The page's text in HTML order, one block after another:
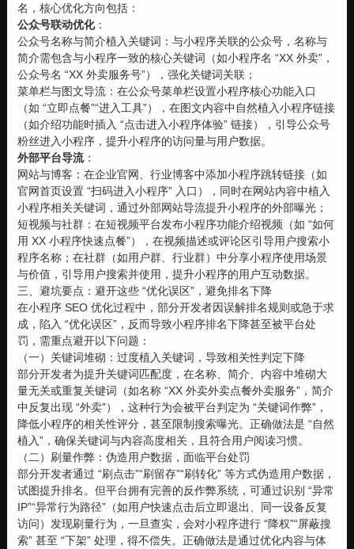
名，核心优化方向包括：
公众号联动优化：
公众号名称与简介植入关键词：与小程序关联的公众号，名称与
简介需包含与小程序一致的核心关键词（如小程序名 “XX 外卖”，
公众号名 “XX 外卖服务号”），强化关键词关联；
菜单栏与图文导流：在公众号菜单栏设置小程序核心功能入口
（如 “立即点餐”“进入工具”），在图文内容中自然植入小程序链接
（如介绍功能时插入 “点击进入小程序体验” 链接），引导公众号
粉丝进入小程序，提升小程序的访问量与用户数据。
外部平台导流：
网站与博客：在企业官网、行业博客中添加小程序跳转链接（如
官网首页设置 “扫码进入小程序” 入口），同时在网站内容中植入
小程序相关关键词，通过外部网站导流提升小程序的外部曝光；
短视频与社群：在短视频平台发布小程序功能介绍视频（如 “如何
用 XX 小程序快速点餐”），在视频描述或评论区引导用户搜索小
程序名称；在社群（如用户群、行业群）中分享小程序使用场景
与价值，引导用户搜索并使用，提升小程序的用户互动数据。
三、避坑要点：避开这些 “优化误区”，避免排名下降
在小程序 SEO 优化过程中，部分开发者因误解排名规则或急于求
成，陷入 “优化误区”，反而导致小程序排名下降甚至被平台处
罚，需重点避开以下问题：
（一）关键词堆砌：过度植入关键词，导致相关性判定下降
部分开发者为提升关键词匹配度，在名称、简介、内容中堆砌大
量无关或重复关键词（如名称 “XX 外卖外卖点餐外卖服务”，简介
中反复出现 “外卖”），这种行为会被平台判定为 “关键词作弊”，
降低小程序的相关性评分，甚至限制搜索曝光。正确做法是 “自然
植入”，确保关键词与内容高度相关，且符合用户阅读习惯。
（二）刷量作弊：伪造用户数据，面临平台处罚
部分开发者通过 “刷点击”“刷留存”“刷转化” 等方式伪造用户数据，
试图提升排名。但平台拥有完善的反作弊系统，可通过识别 “异常
IP”“异常行为路径”（如用户快速点击后立即退出、同一设备反复
访问）发现刷量行为，一旦查实，会对小程序进行 “降权”“屏蔽搜
索” 甚至 “下架” 处理，得不偿失。正确做法是通过优化内容与体